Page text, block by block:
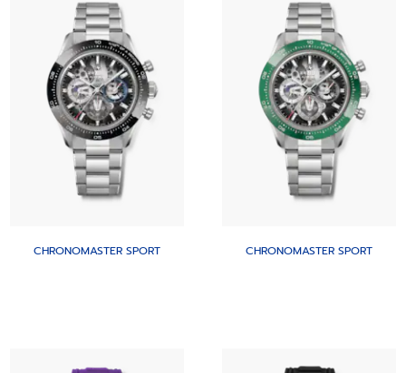
CHRONOMASTER SPORT CHRONOMASTER SPORT